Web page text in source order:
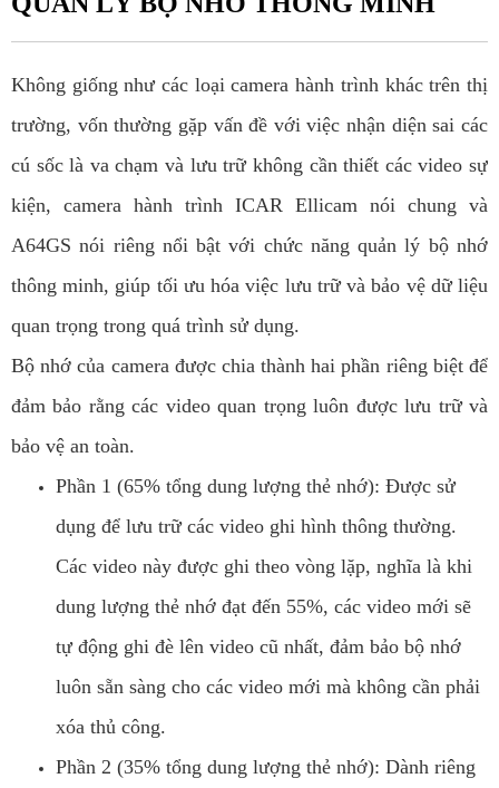
Không giống như các loại camera hành trình khác trên thị
trường, vốn thường gặp vấn đề với việc nhận diện sai các
cú sốc là va chạm và lưu trữ không cần thiết các video sự
kiện, camera hành trình ICAR Ellicam nói chung và
A64GS nói riêng nổi bật với chức năng quản lý bộ nhớ
thông minh, giúp tối ưu hóa việc lưu trữ và bảo vệ dữ liệu
quan trọng trong quá trình sử dụng.
Bộ nhớ của camera được chia thành hai phần riêng biệt để
đảm bảo rằng các video quan trọng luôn được lưu trữ và
bảo vệ an toàn.
Phần 1 (65% tổng dung lượng thẻ nhớ): Được sử
dụng để lưu trữ các video ghi hình thông thường.
Các video này được ghi theo vòng lặp, nghĩa là khi
dung lượng thẻ nhớ đạt đến 55%, các video mới sẽ
tự động ghi đè lên video cũ nhất, đảm bảo bộ nhớ
luôn sẵn sàng cho các video mới mà không cần phải
xóa thủ công.
Phần 2 (35% tổng dung lượng thẻ nhớ): Dành riêng